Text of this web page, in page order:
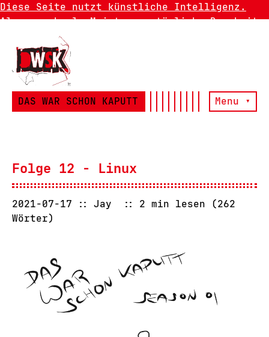
Diese Seite nutzt künstliche Intelligenz.
Also manchmal. Meistens natürliche Dummheit.
DAS WAR SCHON KAPUTT Menu ▾
Folge 12 - Linux
2021-07-17 Jay
2 min lesen (262
Wörter)